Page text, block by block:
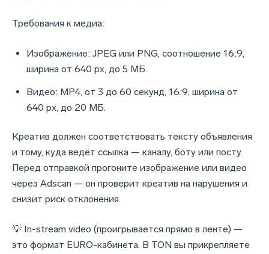
Требования к медиа:
Изображение: JPEG или PNG, соотношение 16:9,
ширина от 640 px, до 5 МБ.
Видео: MP4, от 3 до 60 секунд, 16:9, ширина от
640 px, до 20 МБ.
Креатив должен соответствовать тексту объявления
и тому, куда ведёт ссылка — каналу, боту или посту.
Перед отправкой прогоните изображение или видео
через Adscan — он проверит креатив на нарушения и
снизит риск отклонения.
💡 In-stream video (проигрывается прямо в ленте) —
это формат EURO-кабинета. В TON вы прикрепляете